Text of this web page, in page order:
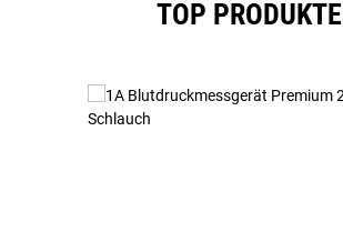
TOP PRODUKTE